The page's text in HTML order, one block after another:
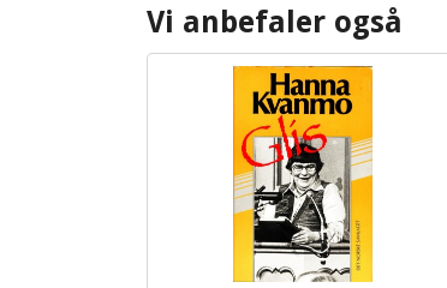
Vi anbefaler også